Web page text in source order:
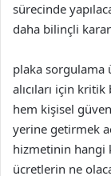
sürecinde
daha bilinçli
plaka sorgulama
alıcıları için
hem kişisel
yerine getirmek
hizmetinin hangi
ücretlerin ne